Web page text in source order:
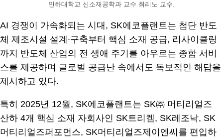
인하대학교 신소재공학과 교수 최리노 교수.
AI 경쟁이 가속화되는 시대, SK에코플랜트는 첨단 반도
체 제조시설 설계∙구축부터 핵심 소재 공급, 리사이클링
까지 반도체 산업의 전 생애 주기를 아우르는 종합 서비
스를 제공하며 글로벌 공급난 속에서도 독보적인 해답을
제시하고 있다.
특히 2025년 12월, SK에코플랜트는 SK㈜ 머티리얼즈
산하 4개 핵심 소재 자회사인 SK트리켐, SK레조낙, SK
머티리얼즈퍼포먼스, SK머티리얼즈제이엔씨를 편입하